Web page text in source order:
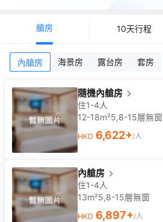
艙房 10天行程
內艙房 海景房 露台房 套房
隨機內艙房
住1-4人
12-18m²5,8-15層無窗
HKD 6,622+/人
內艙房
住1-4人
13m²5,8-15層無窗
HKD 6,897+/人